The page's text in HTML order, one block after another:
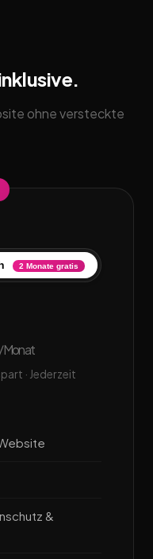
ohne versteckte
2 Monate gratis
/Monat
· Jederzeit
&